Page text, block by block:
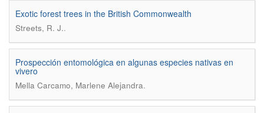
Exotic forest trees in the British Commonwealth
Streets, R. J..
Prospección entomológica en algunas especies nativas en
vivero
Mella Carcamo, Marlene Alejandra.